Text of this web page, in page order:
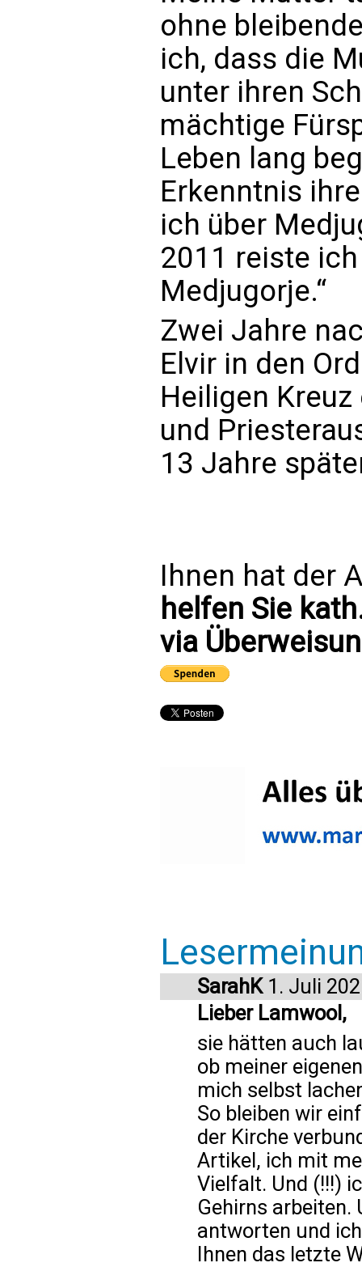
ohne
ich, dass die
unter ihren
mächtige
Leben lang
Erkenntnis
ich über
2011 reiste
Medjugorje.“
Zwei Jahre
Elvir in den
Heiligen
und
13 Jahre
Ihnen hat der
helfen Sie
via
SarahK1. Juli
Lieber Lamwool,
sie hätten auch
ob meiner
mich selbst
So bleiben wir
der Kirche
Artikel, ich mit
Vielfalt. Und (!!!)
Gehirns arbeiten.
antworten und
Ihnen das letzte